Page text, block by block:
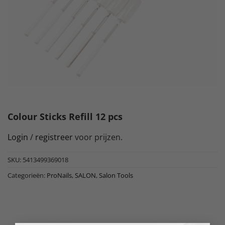
Colour Sticks Refill 12 pcs
Login / registreer voor prijzen.
SKU: 5413499369018
Categorieën: ProNails, SALON, Salon Tools